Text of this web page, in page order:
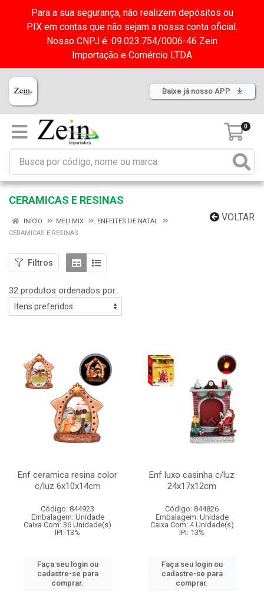
Para a sua segurança, não realizem depósitos ou
PIX em contas que não sejam a nossa conta oficial.
Nosso CNPJ é: 09.023.754/0006-46 Zein
Importação e Comércio LTDA
Baixe já nosso APP
0
CERAMICAS E RESINAS
VOLTAR
INÍCIO MEU MIX
ENFEITES DE NATAL
CERAMICAS E RESINAS
Filtros
32 produtos ordenados por:
Enf ceramica resina color
c/luz 6x10x14cm
Código: 844923
Embalagem: Unidade
Caixa Com: 36 Unidade(s)
IPI: 13%
Faça seu login ou
cadastre-se para
comprar.
Enf luxo casinha c/luz
24x17x12cm
Código: 844826
Embalagem: Unidade
Caixa Com: 4 Unidade(s)
IPI: 13%
Faça seu login ou
cadastre-se para
comprar.